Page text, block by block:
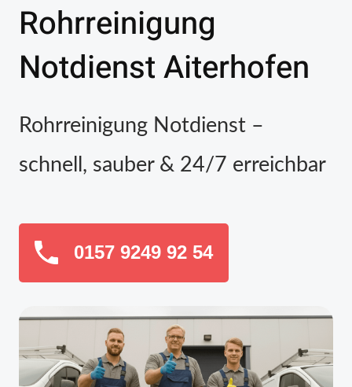
Rohrreinigung
Notdienst Aiterhofen
Rohrreinigung Notdienst –
schnell, sauber & 24/7 erreichbar
0157 9249 92 54